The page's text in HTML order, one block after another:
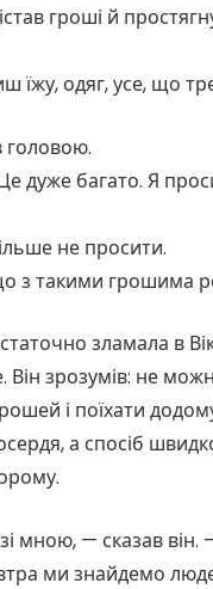
гроші й
їжу, одяг, усе, що
головою.
дуже багато. Я
не просити.
з такими грошима
зламала в
Він зрозумів: не
і поїхати
а спосіб
мною, — сказав він.
ми знайдемо